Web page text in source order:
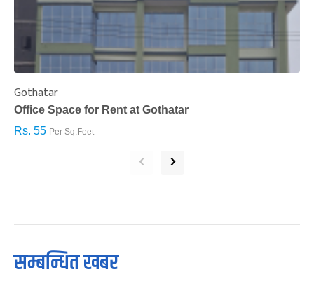
Gothatar
Office Space for Rent at Gothatar
Rs. 55 Per Sq.Feet
‹ ›
सम्बन्धित खबर